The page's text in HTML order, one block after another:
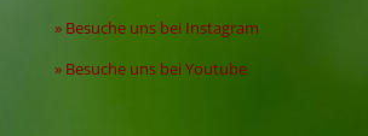
» Besuche uns bei Instagram
» Besuche uns bei Youtube